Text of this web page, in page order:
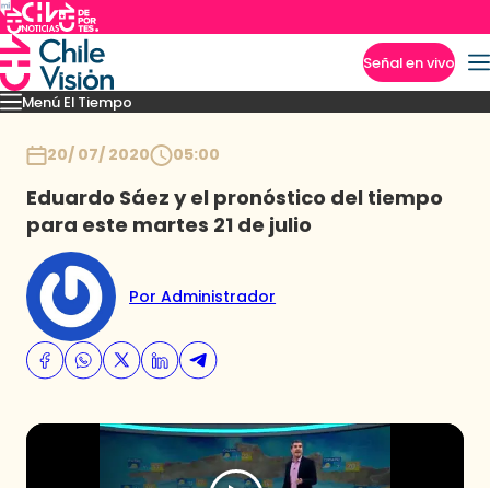
Señal en vivo
Menú El Tiempo
Pronóstico Novedades
20/ 07/ 2020 05:00
Eduardo Sáez y el pronóstico del tiempo
para este martes 21 de julio
Por Administrador
Imperdibles